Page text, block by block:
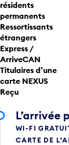
résidents
permanents
Ressortissants
étrangers
Express /
ArriveCAN
Titulaires d’une
carte NEXUS
Reçu
L’arrivée
WI-FI
CARTE DE